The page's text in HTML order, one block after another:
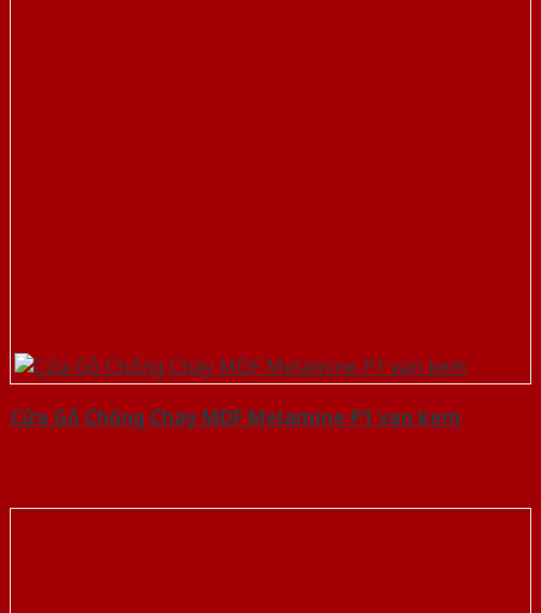
Cửa Gỗ Chống Cháy MDF Melamine P1 van kem